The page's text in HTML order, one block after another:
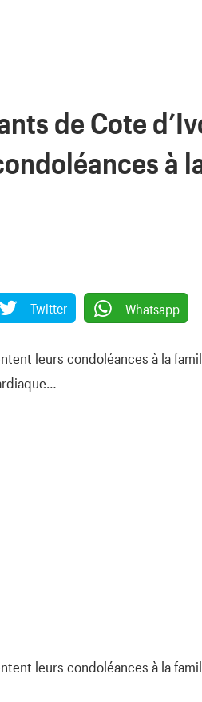
de Cote
à
Twitter Whatsapp
leurs condoléances à la
leurs condoléances à la